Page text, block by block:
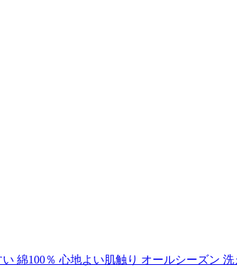
綿100％ 心地よい肌触り オールシーズン 洗